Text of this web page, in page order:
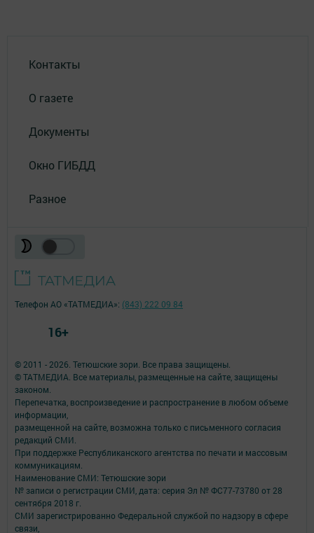
Контакты
О газете
Документы
Окно ГИБДД
Разное
© 2011 - 2026. Тетюшские зори. Все права защищены.
© ТАТМЕДИА. Все материалы, размещенные на сайте, защищены
законом.
Перепечатка, воспроизведение и распространение в любом объеме
информации,
размещенной на сайте, возможна только с письменного согласия
редакций СМИ.
При поддержке Республиканского агентства по печати и массовым
коммуникациям.
Наименование СМИ: Тетюшские зори
№ записи о регистрации СМИ, дата: серия Эл № ФС77-73780 от 28
сентября 2018 г.
СМИ зарегистрированно Федеральной службой по надзору в сфере
связи,
Телефон АО «ТАТМЕДИА»: (843) 222 09 84
16+